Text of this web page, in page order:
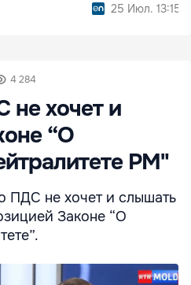
25 Июл. 13:15
4 284
не хочет и
“О
РМ"
ПДС не хочет и слышать
Законе “О